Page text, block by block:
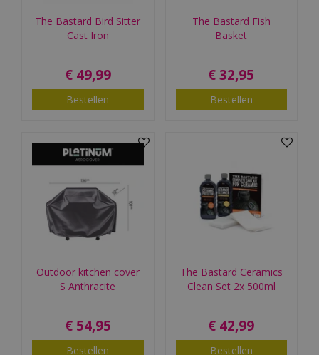
The Bastard Bird Sitter
Cast Iron
€ 49,99
Bestellen
The Bastard Fish
Basket
€ 32,95
Bestellen
Outdoor kitchen cover
S Anthracite
€ 54,95
Bestellen
The Bastard Ceramics
Clean Set 2x 500ml
€ 42,99
Bestellen